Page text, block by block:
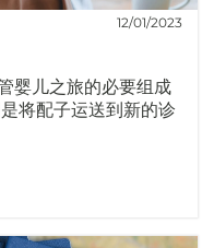
12/01/2023
婴儿之旅的必要组成
将配子运送到新的诊